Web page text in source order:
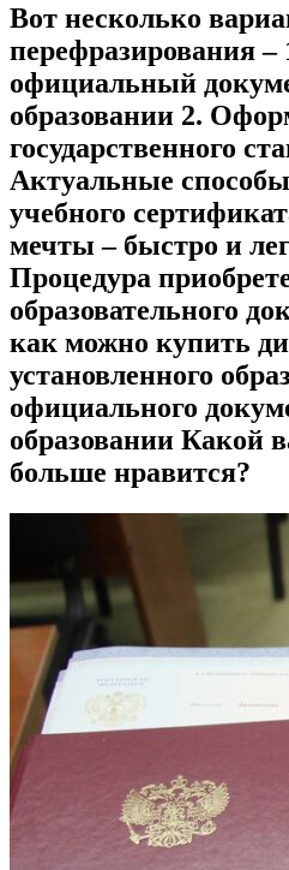
Вот несколько
перефразирования –
официальный
образовании 2.
государственного
Актуальные
учебного
мечты – быстро и
Процедура
образовательного
как можно купить
установленного
официального
образовании Какой
больше нравится?